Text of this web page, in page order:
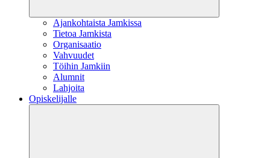
Ajankohtaista Jamkissa
Tietoa Jamkista
Organisaatio
Vahvuudet
Töihin Jamkiin
Alumnit
Lahjoita
Opiskelijalle